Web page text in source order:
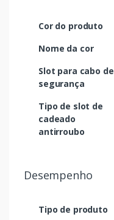
Cor do produto
Nome da cor
Slot para cabo de
segurança
Tipo de slot de
cadeado
antirroubo
Desempenho
Tipo de produto